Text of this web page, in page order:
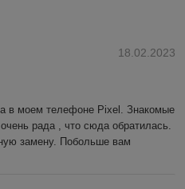
18.02.2023
в моем телефоне Pixel. Знакомые
рада , что сюда обратилась.
замену. Побольше вам